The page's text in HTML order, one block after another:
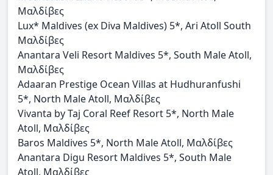
Μαλδίβες
Lux* Maldives (ex Diva Maldives) 5*, Ari Atoll South
Μαλδίβες
Anantara Veli Resort Maldives 5*, South Male Atoll,
Μαλδίβες
Adaaran Prestige Ocean Villas at Hudhuranfushi
5*, North Male Atoll, Μαλδίβες
Vivanta by Taj Coral Reef Resort 5*, North Male
Atoll, Μαλδίβες
Baros Maldives 5*, North Male Atoll, Μαλδίβες
Anantara Digu Resort Maldives 5*, South Male
Atoll, Μαλδίβες